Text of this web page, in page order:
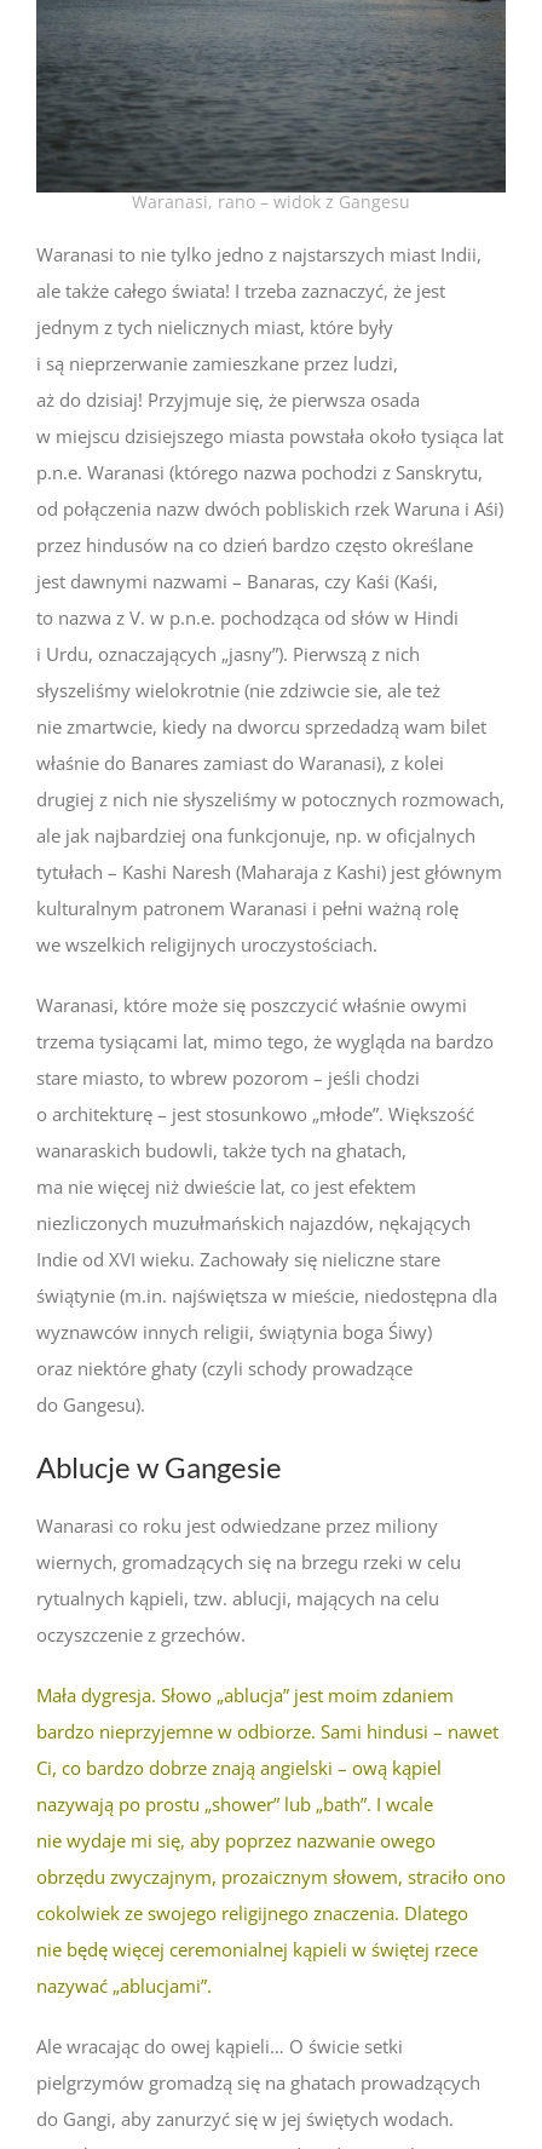
Waranasi, rano – widok z Gangesu
Waranasi to nie tylko jedno z najstarszych miast Indii,
ale także całego świata! I trzeba zaznaczyć, że jest
jednym z tych nielicznych miast, które były
i są nieprzerwanie zamieszkane przez ludzi,
aż do dzisiaj! Przyjmuje się, że pierwsza osada
w miejscu dzisiejszego miasta powstała około tysiąca lat
p.n.e. Waranasi (którego nazwa pochodzi z Sanskrytu,
od połączenia nazw dwóch pobliskich rzek Waruna i Aśi)
przez hindusów na co dzień bardzo często określane
jest dawnymi nazwami – Banaras, czy Kaśi (Kaśi,
to nazwa z V. w p.n.e. pochodząca od słów w Hindi
i Urdu, oznaczających „jasny”). Pierwszą z nich
słyszeliśmy wielokrotnie (nie zdziwcie sie, ale też
nie zmartwcie, kiedy na dworcu sprzedadzą wam bilet
właśnie do Banares zamiast do Waranasi), z kolei
drugiej z nich nie słyszeliśmy w potocznych rozmowach,
ale jak najbardziej ona funkcjonuje, np. w oficjalnych
tytułach – Kashi Naresh (Maharaja z Kashi) jest głównym
kulturalnym patronem Waranasi i pełni ważną rolę
we wszelkich religijnych uroczystościach.
Waranasi, które może się poszczycić właśnie owymi
trzema tysiącami lat, mimo tego, że wygląda na bardzo
stare miasto, to wbrew pozorom – jeśli chodzi
o architekturę – jest stosunkowo „młode”. Większość
wanaraskich budowli, także tych na ghatach,
ma nie więcej niż dwieście lat, co jest efektem
niezliczonych muzułmańskich najazdów, nękających
Indie od XVI wieku. Zachowały się nieliczne stare
świątynie (m.in. najświętsza w mieście, niedostępna dla
wyznawców innych religii, świątynia boga Śiwy)
oraz niektóre ghaty (czyli schody prowadzące
do Gangesu).
Ablucje w Gangesie
Wanarasi co roku jest odwiedzane przez miliony
wiernych, gromadzących się na brzegu rzeki w celu
rytualnych kąpieli, tzw. ablucji, mających na celu
oczyszczenie z grzechów.
Mała dygresja. Słowo „ablucja” jest moim zdaniem
bardzo nieprzyjemne w odbiorze. Sami hindusi – nawet
Ci, co bardzo dobrze znają angielski – ową kąpiel
nazywają po prostu „shower” lub „bath”. I wcale
nie wydaje mi się, aby poprzez nazwanie owego
obrzędu zwyczajnym, prozaicznym słowem, straciło ono
cokolwiek ze swojego religijnego znaczenia. Dlatego
nie będę więcej ceremonialnej kąpieli w świętej rzece
nazywać „ablucjami”.
Ale wracając do owej kąpieli… O świcie setki
pielgrzymów gromadzą się na ghatach prowadzących
do Gangi, aby zanurzyć się w jej świętych wodach.